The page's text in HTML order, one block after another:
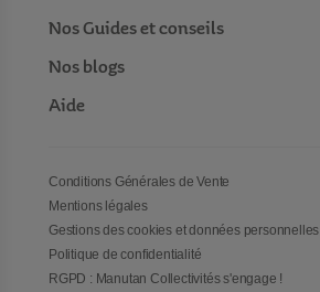
Nos Guides et conseils
Nos blogs
Aide
Conditions Générales de Vente
Mentions légales
Gestions des cookies et données personnelles
Politique de confidentialité
RGPD : Manutan Collectivités s'engage !